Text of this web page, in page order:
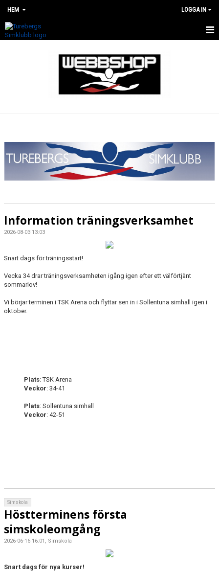
HEM LOGGA IN
RENOVERING AV SIMHALLEN
Information träningsverksamhet
2026-08-03 13:03
Snart dags för träningsstart!
Vecka 34 drar träningsverksamheten igång igen efter ett välförtjänt
sommarlov!
Vi börjar terminen i TSK Arena och flyttar sen in i Sollentuna simhall igen i
oktober.
Plats: TSK Arena
Veckor: 34-41
Plats: Sollentuna simhall
Veckor: 42-51
Simskola
Höstterminens första
simskoleomgång
2026-06-16 16:01, Simskola
Snart dags för nya kurser!